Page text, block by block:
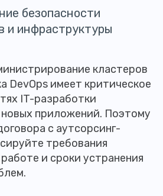
безопасности
и инфраструктуры
кластеров
DevOps имеет критическое
IT-разработки
приложений. Поэтому
с аутсорсинг-
требования
и сроки устранения